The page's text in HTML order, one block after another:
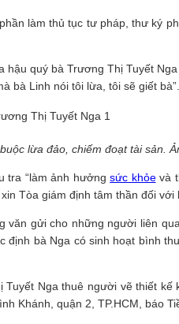
làm thủ tục tư pháp, thư ký
quý bà Trương Thị Tuyết
bà Linh nói tôi lừa, tôi sẽ giết bà”.
lừa đảo, chiếm đoạt tài sản.
tra “làm ảnh hưởngsức khỏevà
Tòa giám định tâm thần đối với
văn gửi cho những người liên
bà Nga có sinh hoạt bình
Nga thuê người vẽ thiết kế
Khánh, quận 2, TP.HCM, báo